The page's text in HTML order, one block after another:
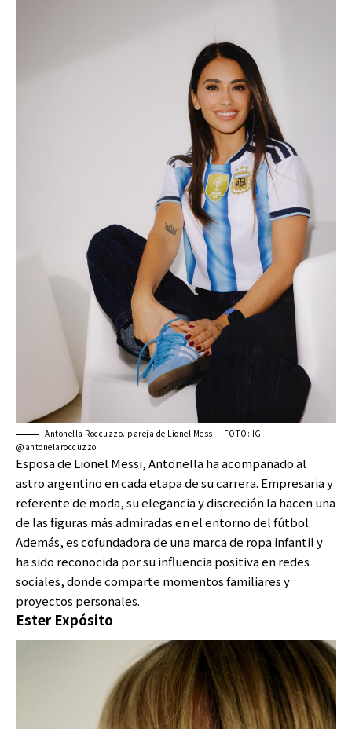
Antonella Roccuzzo. pareja de Lionel Messi – FOTO: IG
@antonelaroccuzzo
Esposa de Lionel Messi, Antonella ha acompañado al
astro argentino en cada etapa de su carrera. Empresaria y
referente de moda, su elegancia y discreción la hacen una
de las figuras más admiradas en el entorno del fútbol.
Además, es cofundadora de una marca de ropa infantil y
ha sido reconocida por su influencia positiva en redes
sociales, donde comparte momentos familiares y
proyectos personales.
Ester Expósito